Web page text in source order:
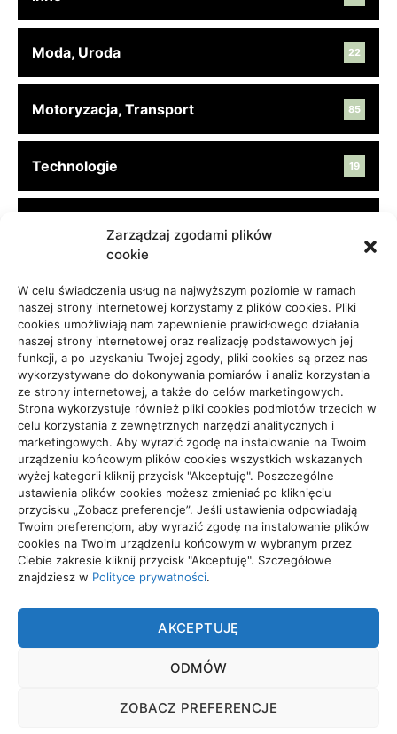
Zarządzaj zgodami plików
cookie
W celu świadczenia usług na najwyższym poziomie w ramach
naszej strony internetowej korzystamy z plików cookies. Pliki
cookies umożliwiają nam zapewnienie prawidłowego działania
naszej strony internetowej oraz realizację podstawowych jej
funkcji, a po uzyskaniu Twojej zgody, pliki cookies są przez nas
wykorzystywane do dokonywania pomiarów i analiz korzystania
ze strony internetowej, a także do celów marketingowych.
Strona wykorzystuje również pliki cookies podmiotów trzecich w
celu korzystania z zewnętrznych narzędzi analitycznych i
marketingowych. Aby wyrazić zgodę na instalowanie na Twoim
urządzeniu końcowym plików cookies wszystkich wskazanych
wyżej kategorii kliknij przycisk "Akceptuję". Poszczególne
ustawienia plików cookies możesz zmieniać po kliknięciu
przycisku „Zobacz preferencje”. Jeśli ustawienia odpowiadają
Twoim preferencjom, aby wyrazić zgodę na instalowanie plików
cookies na Twoim urządzeniu końcowym w wybranym przez
Ciebie zakresie kliknij przycisk "Akceptuję". Szczegółowe
znajdziesz w Polityce prywatności.
AKCEPTUJĘ
ODMÓW
ZOBACZ PREFERENCJE
Moda, Uroda 22
Motoryzacja, Transport 85
Technologie 19
Zdrowie, Medycyna 108
Projekty domów Rzeszów
wizytówki nap
TRADE
Trade. Grupa tworząca wyjątkowe treści.
POLITYKA PLIKÓW COOKIES (EU)